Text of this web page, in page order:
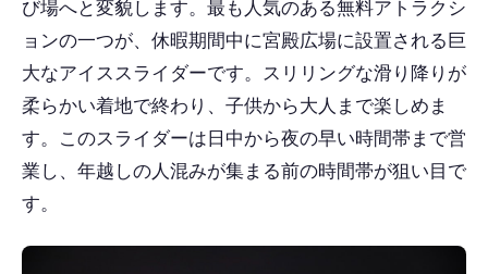
び場へと変貌します。最も人気のある無料アトラクシ
ョンの一つが、休暇期間中に宮殿広場に設置される巨
大なアイススライダーです。スリリングな滑り降りが
柔らかい着地で終わり、子供から大人まで楽しめま
す。このスライダーは日中から夜の早い時間帯まで営
業し、年越しの人混みが集まる前の時間帯が狙い目で
す。